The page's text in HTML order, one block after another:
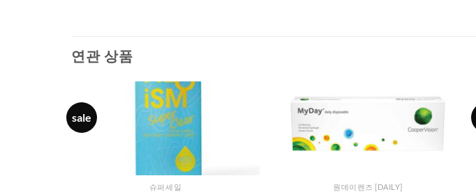
연관 상품
sale
슈퍼세일 원데이렌즈 [DAILY]